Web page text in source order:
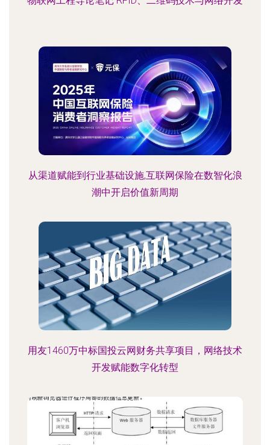
从渠道赋能到行业基础设施,互联网保险在数智化浪
潮中开启价值新周期
用友1460万中标国投云网财务共享项目，网络技术
开发赋能数字化转型